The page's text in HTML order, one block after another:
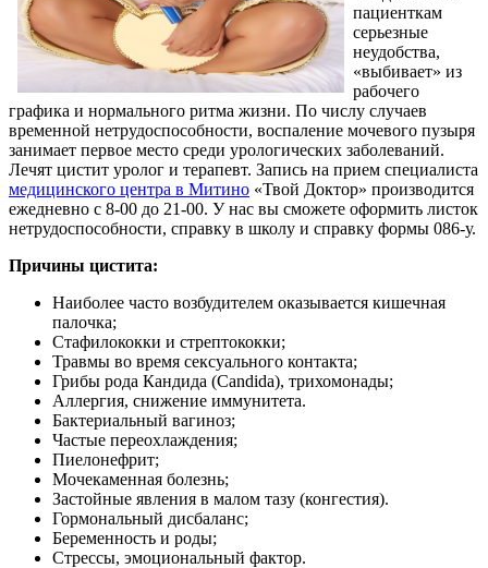
пациенткам
серьезные
неудобства,
«выбивает» из
рабочего
графика и нормального ритма жизни. По числу случаев
временной нетрудоспособности, воспаление мочевого пузыря
занимает первое место среди урологических заболеваний.
Лечят цистит уролог и терапевт. Запись на прием специалиста
медицинского центра в Митино «Твой Доктор» производится
ежедневно с 8-00 до 21-00. У нас вы сможете оформить листок
нетрудоспособности, справку в школу и справку формы 086-у.
Причины цистита:
Наиболее часто возбудителем оказывается кишечная
палочка;
Стафилококки и стрептококки;
Травмы во время сексуального контакта;
Грибы рода Кандида (Candida), трихомонады;
Аллергия, снижение иммунитета.
Бактериальный вагиноз;
Частые переохлаждения;
Пиелонефрит;
Мочекаменная болезнь;
Застойные явления в малом тазу (конгестия).
Гормональный дисбаланс;
Беременность и роды;
Стрессы, эмоциональный фактор.